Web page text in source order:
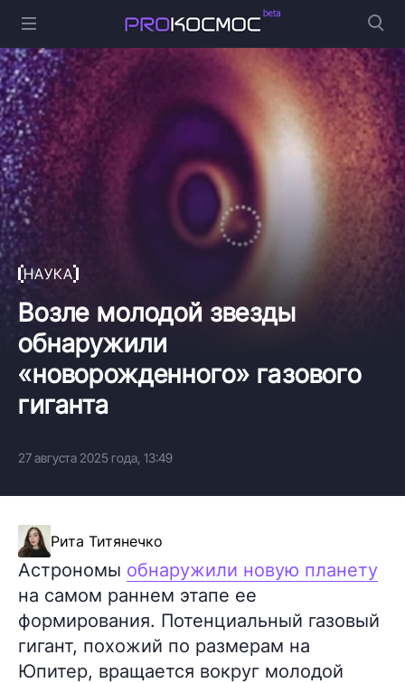
НАУКА
Возле молодой звезды
обнаружили
«новорожденного» газового
гиганта
27 августа 2025 года, 13:49
Рита Титянечко
Астрономы обнаружили новую планету
на самом раннем этапе ее
формирования. Потенциальный газовый
гигант, похожий по размерам на
Юпитер, вращается вокруг молодой